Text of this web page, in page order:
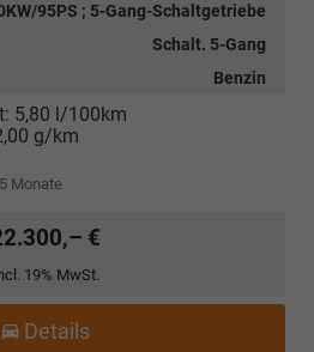
95PS ; 5-Gang-Schaltgetriebe
Schalt. 5-Gang
Benzin
5,80 l/100km
g/km
Monate
€
19% MwSt.
Details